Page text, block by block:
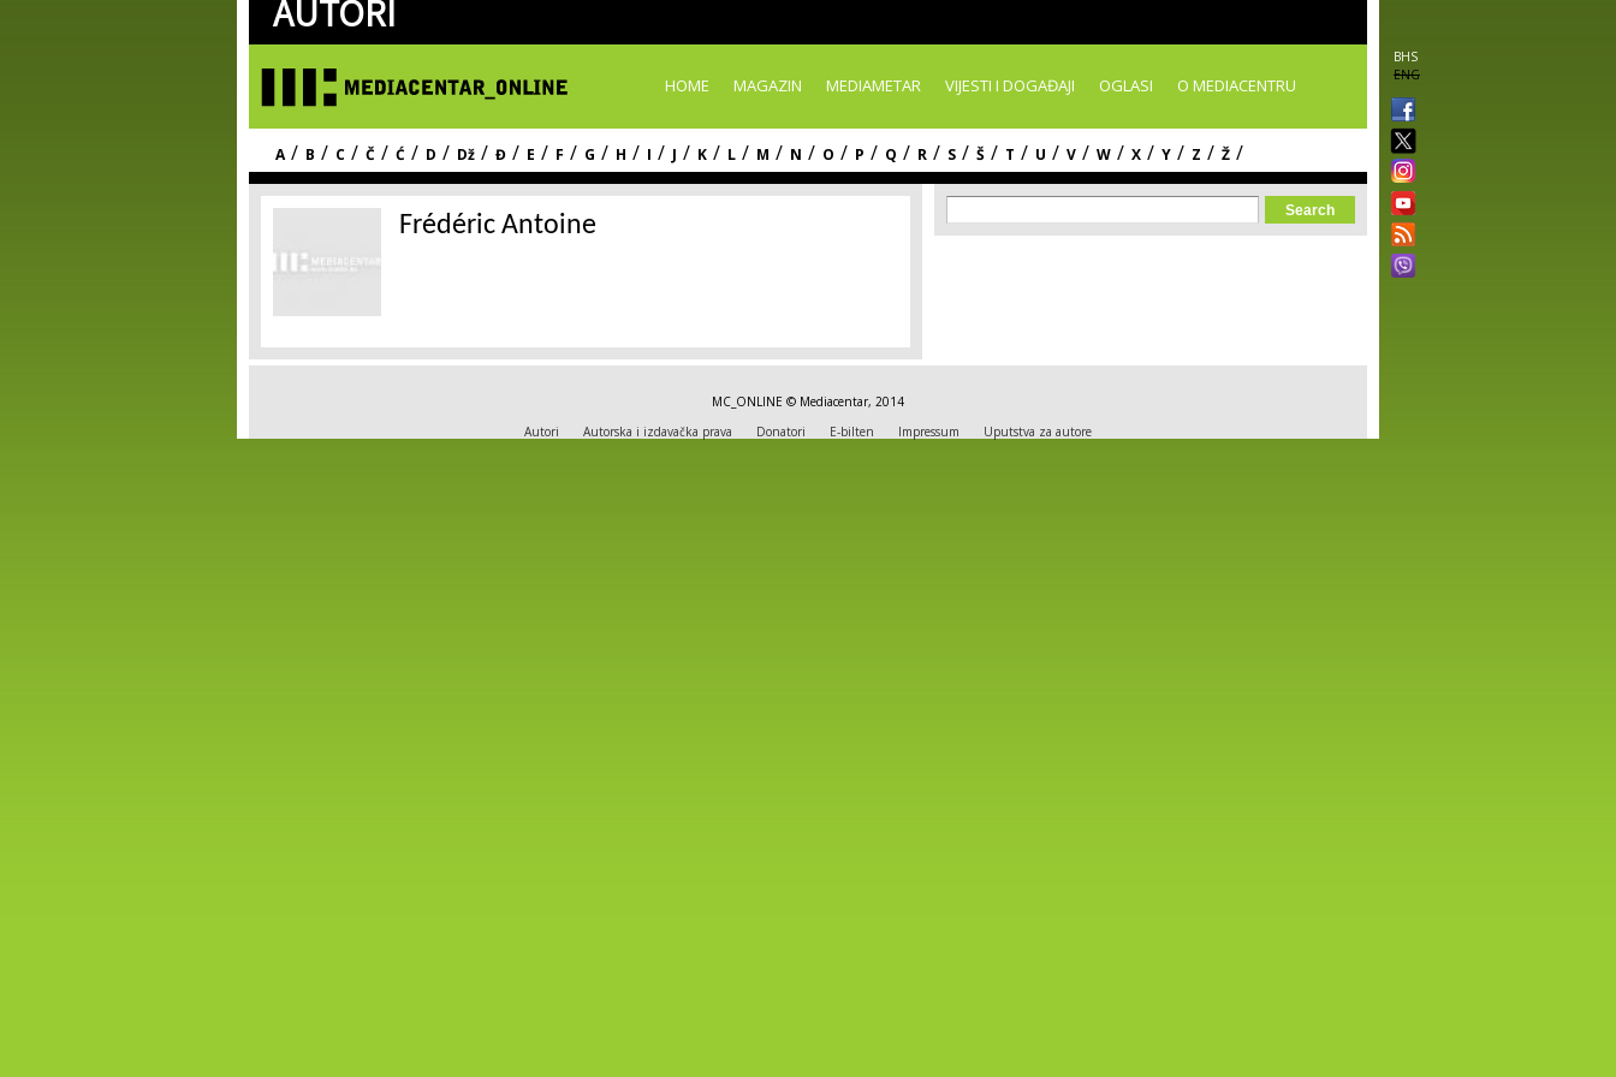
content
AUTORI
BHS
ENG
HOME MAGAZIN MEDIAMETAR VIJESTI I DOGAĐAJI OGLASI O MEDIACENTRU
A / B / C / Č / Ć / D / Dž / Đ / E / F / G / H / I / J / K / L / M / N / O / P / Q / R / S / Š / T / U / V / W / X / Y / Z / Ž /
Frédéric Antoine Search form
Search
MC_ONLINE © Mediacentar, 2014
Autori
Autorska i izdavačka prava Donatori E-bilten Impressum Uputstva za autore